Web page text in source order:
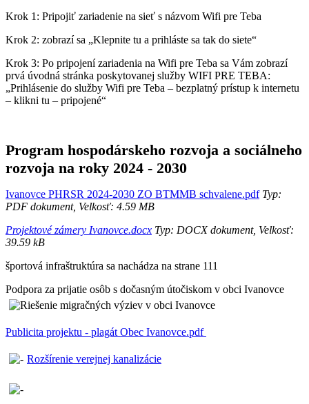
Krok 1: Pripojiť zariadenie na sieť s názvom Wifi pre Teba
Krok 2: zobrazí sa „Klepnite tu a prihláste sa tak do siete“
Krok 3: Po pripojení zariadenia na Wifi pre Teba sa Vám zobrazí
prvá úvodná stránka poskytovanej služby WIFI PRE TEBA:
„Prihlásenie do služby Wifi pre Teba – bezplatný prístup k internetu
– klikni tu – pripojené“
Program hospodárskeho rozvoja a sociálneho
rozvoja na roky 2024 - 2030
Ivanovce PHRSR 2024-2030 ZO BTMMB schvalene.pdfTyp:
PDF dokument, Velkosť: 4.59 MB
Projektové zámery Ivanovce.docx Typ: DOCX dokument, Velkosť:
39.59 kB
športová infraštruktúra sa nachádza na strane 111
Podpora za prijatie osôb s dočasným útočiskom v obci Ivanovce
Publicita projektu - plagát Obec Ivanovce.pdf
Rozšírenie verejnej kanalizácie